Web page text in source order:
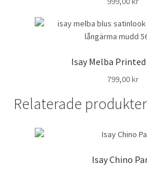
Isay Melba
799,00kr
Relaterade produkter
Isay Chino